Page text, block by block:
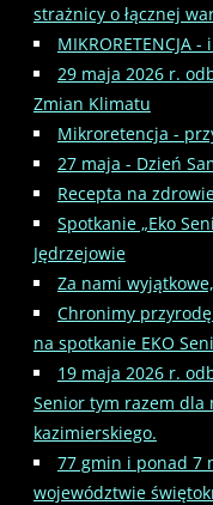
strażnicy o łącznej
MIKRORETENCJA
29 maja 2026 r.
Zmian Klimatu
Mikroretencja -
27 maja - Dzień
Recepta na
Spotkanie „Eko
Jędrzejowie
Za nami
Chronimy
na spotkanie EKO
19 maja 2026 r.
Senior tym razem dla
kazimierskiego.
77 gmin i ponad 7
województwie